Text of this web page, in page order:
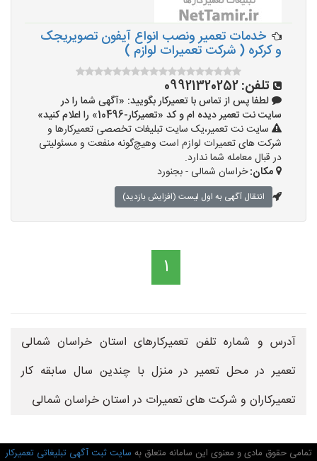
خدمات تعمیر ونصب انواع آیفون تصویریجک
و کرکره ( شرکت تعمیرات لوازم )
تلفن:09921320252
لطفا پس از تماس با تعمیرکار بگویید: «آگهی شما را در
سایت نت تعمیر دیده ام و کد «تعمیرکار-10496» را اعلام کنید»
سایت نت تعمیر،یک سایت تبلیغات تخصصی تعمیرکارها و
شرکت های تعمیرات لوازم است وهیچ‌گونه منفعت و مسئولیتی
در قبال معامله شما ندارد.
مکان:خراسان شمالی - بجنورد
انتقال آگهی به اول لیست (افزایش بازدید)
1
آدرس و شماره تلفن تعمیرکارهای استان خراسان شمالی
تعمیر در محل تعمیر در منزل با چندین سال سابقه کار
تعمیرکاران و شرکت های تعمیرات در استان خراسان شمالی
تمامی حقوق مادی و معنوی این سامانه متعلق به سایت ثبت آگهی تبلیغاتی تعمیرکار